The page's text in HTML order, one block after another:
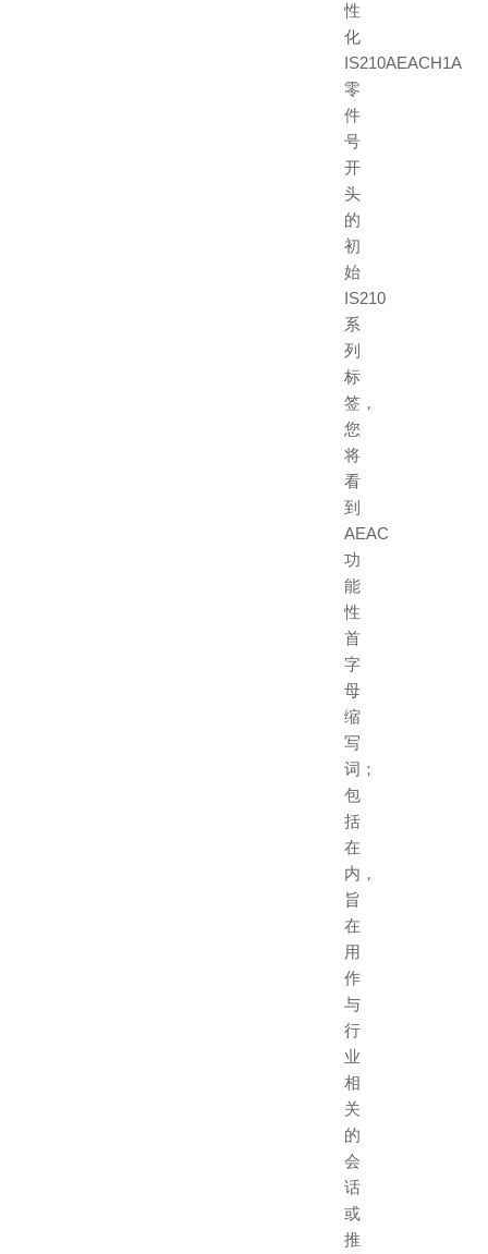
性
化
IS210AEACH1A
零
件
号
开
头
的
初
始
IS210
系
列
标
签，
您
将
看
到
AEAC
功
能
性
首
字
母
缩
写
词；
包
括
在
内，
旨
在
用
作
与
行
业
相
关
的
会
话
或
推